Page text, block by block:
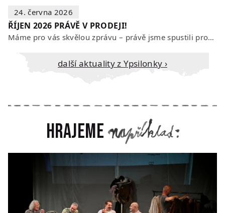
24. června 2026
ŘÍJEN 2026 PRÁVĚ V PRODEJI!
Máme pro vás skvělou zprávu – právě jsme spustili prodej vstupenek na říjen…
Další aktuality z Ypsilonky ›
Hrajeme